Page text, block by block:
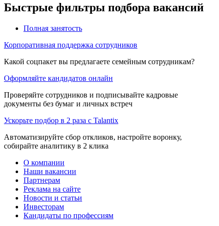
Быстрые фильтры подбора вакансий
Полная занятость
Корпоративная поддержка сотрудников
Какой соцпакет вы предлагаете семейным сотрудникам?
Оформляйте кандидатов онлайн
Проверяйте сотрудников и подписывайте кадровые
документы без бумаг и личных встреч
Ускорьте подбор в 2 раза с Talantix
Автоматизируйте сбор откликов, настройте воронку,
собирайте аналитику в 2 клика
О компании
Наши вакансии
Партнерам
Реклама на сайте
Новости и статьи
Инвесторам
Кандидаты по профессиям